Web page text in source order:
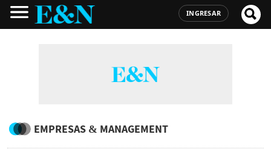
INGRESAR
EMPRESAS & MANAGEMENT